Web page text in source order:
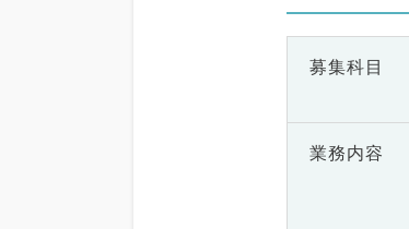
募集科目
業務内容